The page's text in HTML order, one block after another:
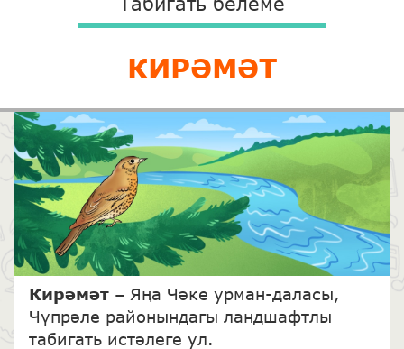
КИРӘМӘТ
Кирәмәт – Яңа Чәке урман-даласы,
Чүпрәле районындагы ландшафтлы
табигать истәлеге ул.